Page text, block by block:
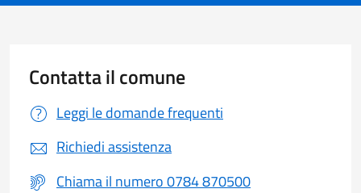
Contatta il comune
Leggi le domande frequenti
Richiedi assistenza
Chiama il numero 0784 870500